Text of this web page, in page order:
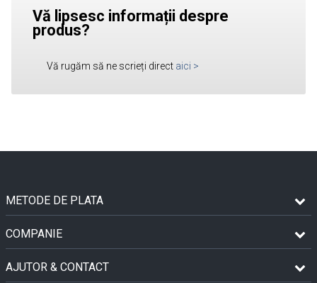
Vă lipsesc informații despre
produs?
Vă rugăm să ne scrieți direct aici >
METODE DE PLATA
COMPANIE
AJUTOR & CONTACT